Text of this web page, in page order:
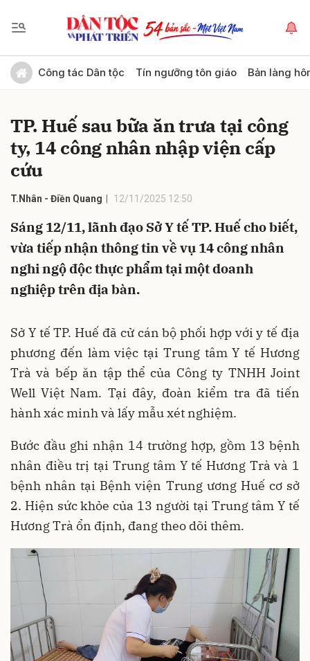
Công tác Dân tộc Tín ngưỡng tôn giáo Bản làng
TP. Huế sau bữa ăn trưa tại công
ty, 14 công nhân nhập viện cấp
cứu
T.Nhân - Điền Quang 12/11/2025 12:50
Sáng 12/11, lãnh đạo Sở Y tế TP. Huế cho biết,
vừa tiếp nhận thông tin về vụ 14 công nhân
nghi ngộ độc thực phẩm tại một doanh
nghiệp trên địa bàn.
Sở Y tế TP. Huế đã cử cán bộ phối hợp với y tế địa
phương đến làm việc tại Trung tâm Y tế Hương
Trà và bếp ăn tập thể của Công ty TNHH Joint
Well Việt Nam. Tại đây, đoàn kiểm tra đã tiến
hành xác minh và lấy mẫu xét nghiệm.
Bước đầu ghi nhận 14 trường hợp, gồm 13 bệnh
nhân điều trị tại Trung tâm Y tế Hương Trà và 1
bệnh nhân tại Bệnh viện Trung ương Huế cơ sở
2. Hiện sức khỏe của 13 người tại Trung tâm Y tế
Hương Trà ổn định, đang theo dõi thêm.
Gửi bình luận